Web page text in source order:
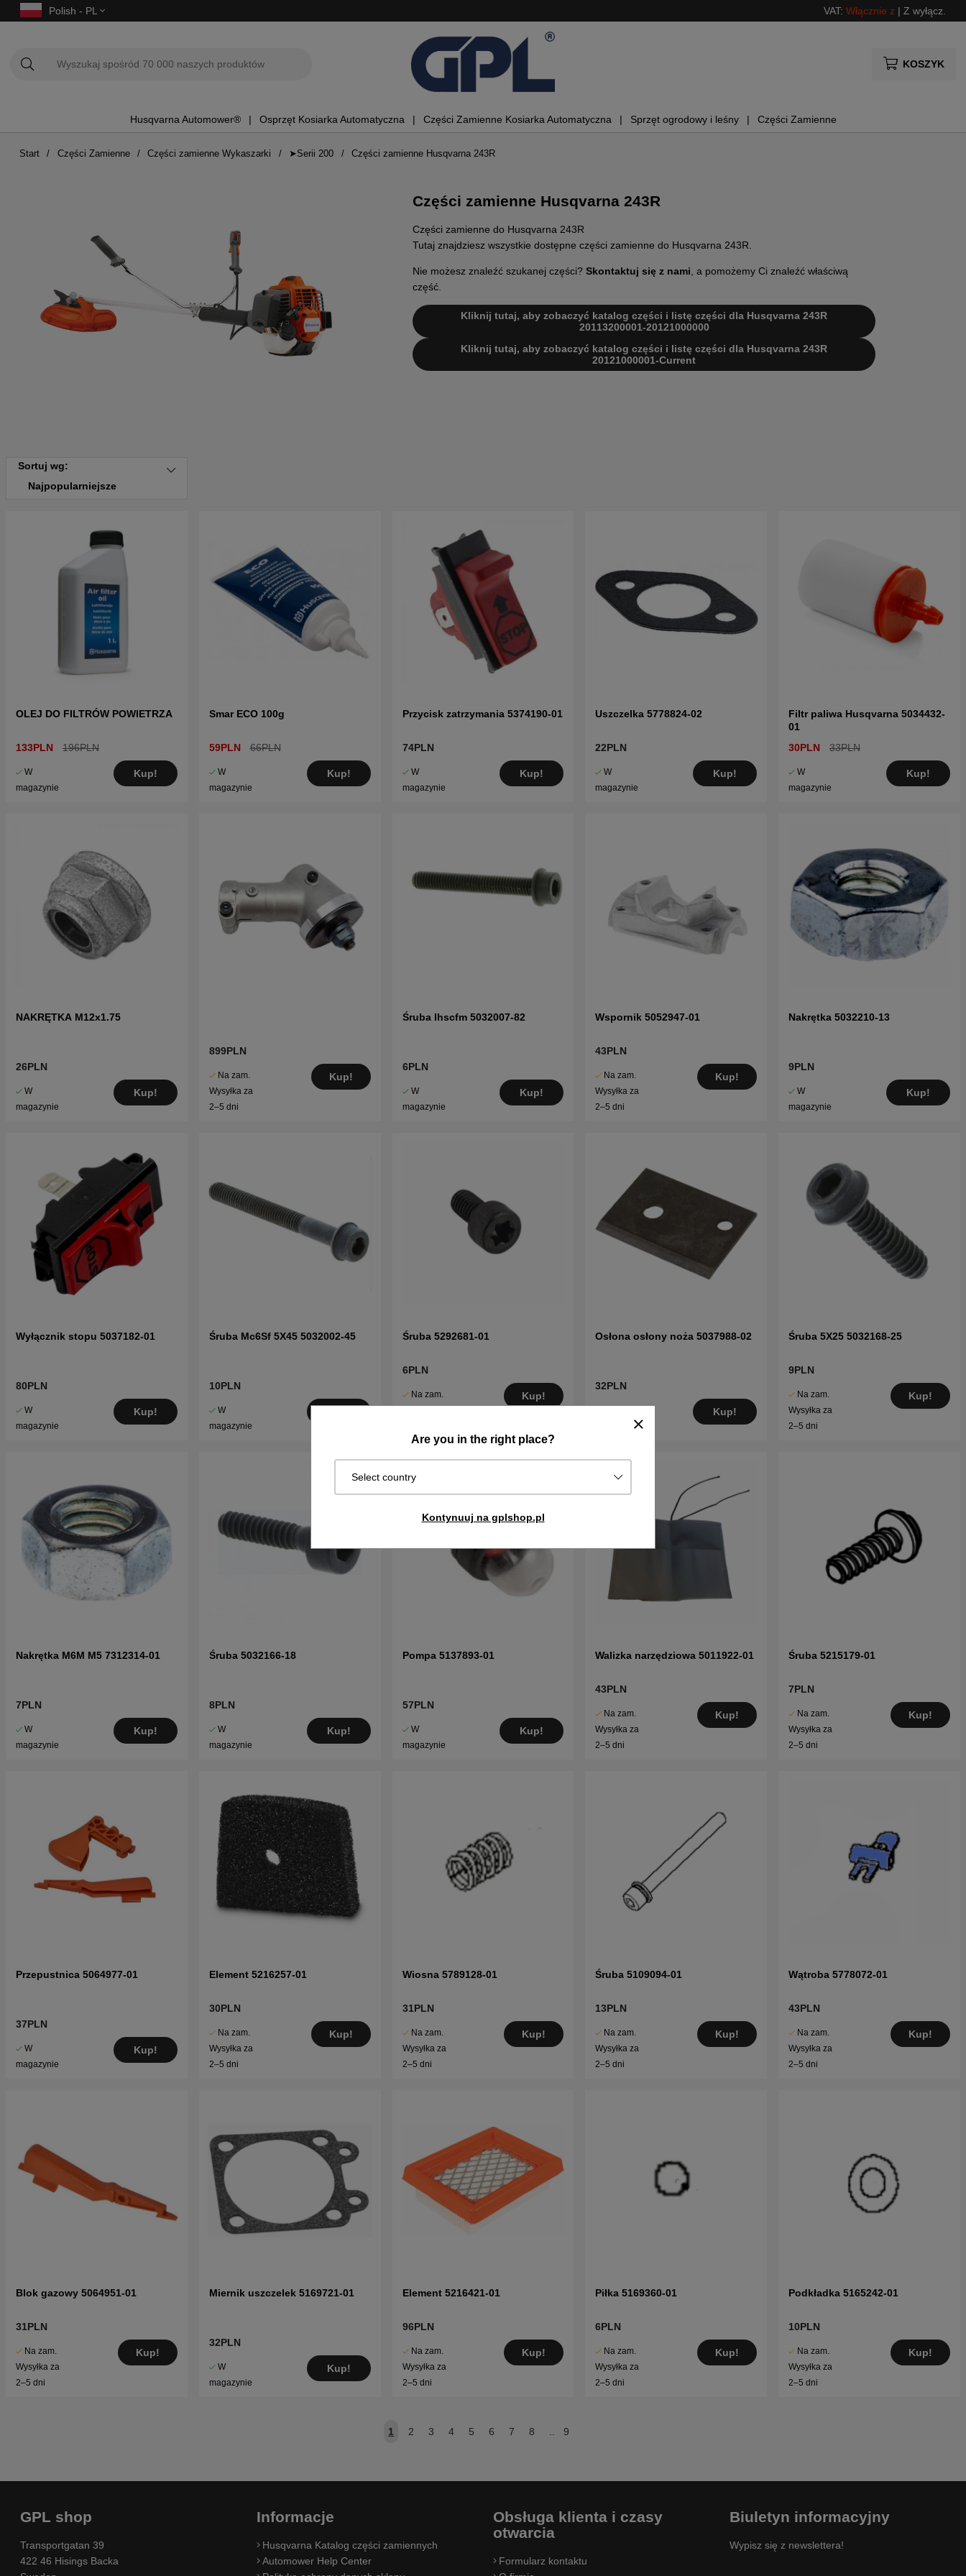
Polish - PL VAT: Włącznie z | Z wyłącz.
KOSZYK
Husqvarna Automower® Osprzęt Kosiarka Automatyczna Części Zamienne Kosiarka Automatyczna Sprzęt ogrodowy i leśny Części Zamienne
Are you in the right place?
Select country
Kontynuuj na gplshop.pl
Start Części Zamienne Części zamienne Wykaszarki ➤Serii 200 Części zamienne Husqvarna 243R
Części zamienne Husqvarna 243R
Części zamienne do Husqvarna 243R
Tutaj znajdziesz wszystkie dostępne części zamienne do Husqvarna 243R.
Nie możesz znaleźć szukanej części? Skontaktuj się z nami, a pomożemy Ci znaleźć właściwą
część.
Kliknij tutaj, aby zobaczyć katalog części i listę części dla Husqvarna 243R
20113200001-20121000000
Kliknij tutaj, aby zobaczyć katalog części i listę części dla Husqvarna 243R
20121000001-Current
Sortuj wg:
Najpopularniejsze
OLEJ DO FILTRÓW POWIETRZA
133PLN 196PLN
W
magazynie
Kup!
Smar ECO 100g
59PLN 66PLN
W
magazynie
Kup!
Przycisk zatrzymania 5374190-01
74PLN
W
magazynie
Kup!
Uszczelka 5778824-02
22PLN
W
magazynie
Kup!
Filtr paliwa Husqvarna 5034432-
01
30PLN
33PLN
W
magazynie
Kup!
NAKRĘTKA M12x1.75
26PLN
W
magazynie
Kup!
899PLN
Na zam.
Wysyłka za
2–5 dni
Kup!
Śruba Ihscfm 5032007-82
6PLN
W
magazynie
Kup!
Wspornik 5052947-01
43PLN
Na zam.
Wysyłka za
2–5 dni
Kup!
Nakrętka 5032210-13
9PLN
W
magazynie
Kup!
Wyłącznik stopu 5037182-01
80PLN
W
magazynie
Kup!
Śruba Mc6Sf 5X45 5032002-45
10PLN
W
magazynie
Śruba 5292681-01
6PLN
Na zam.
Kup!
Osłona osłony noża 5037988-02
32PLN
magazynie
Kup!
Śruba 5X25 5032168-25
9PLN
Na zam.
Wysyłka za
2–5 dni
Kup!
Nakrętka M6M M5 7312314-01
7PLN
W
magazynie
Kup!
Śruba 5032166-18
8PLN
W
magazynie
Kup!
Pompa 5137893-01
57PLN
W
magazynie
Kup!
Walizka narzędziowa 5011922-01
43PLN
Na zam.
Wysyłka za
2–5 dni
Kup!
Śruba 5215179-01
7PLN
Na zam.
Wysyłka za
2–5 dni
Kup!
Przepustnica 5064977-01
37PLN
W
magazynie
Kup!
Element 5216257-01
30PLN
Na zam.
Wysyłka za
2–5 dni
Kup!
Wiosna 5789128-01
31PLN
Na zam.
Wysyłka za
2–5 dni
Kup!
Śruba 5109094-01
13PLN
Na zam.
Wysyłka za
2–5 dni
Kup!
Wątroba 5778072-01
43PLN
Na zam.
Wysyłka za
2–5 dni
Kup!
Blok gazowy 5064951-01
31PLN
Na zam.
Wysyłka za
2–5 dni
Kup!
Miernik uszczelek 5169721-01
32PLN
W
magazynie
Kup!
Element 5216421-01
96PLN
Na zam.
Wysyłka za
2–5 dni
Kup!
Piłka 5169360-01
6PLN
Na zam.
Wysyłka za
2–5 dni
Kup!
Podkładka 5165242-01
10PLN
Na zam.
Wysyłka za
2–5 dni
Kup!
1 2 3 4 5 6 7 8 .. 9
GPL shop
Transportgatan 39
422 46 Hisings Backa
Informacje
Husqvarna Katalog części zamiennych
Automower Help Center
Obsługa klienta i czasy
otwarcia
Formularz kontaktu
Biuletyn informacyjny
Wypisz się z newslettera!